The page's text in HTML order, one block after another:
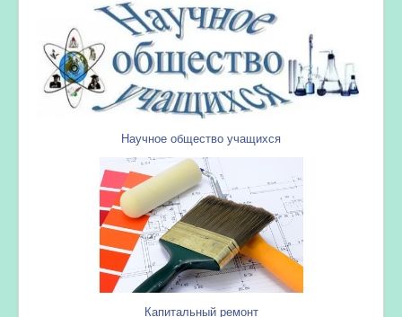
Научное общество учащихся
Капитальный ремонт